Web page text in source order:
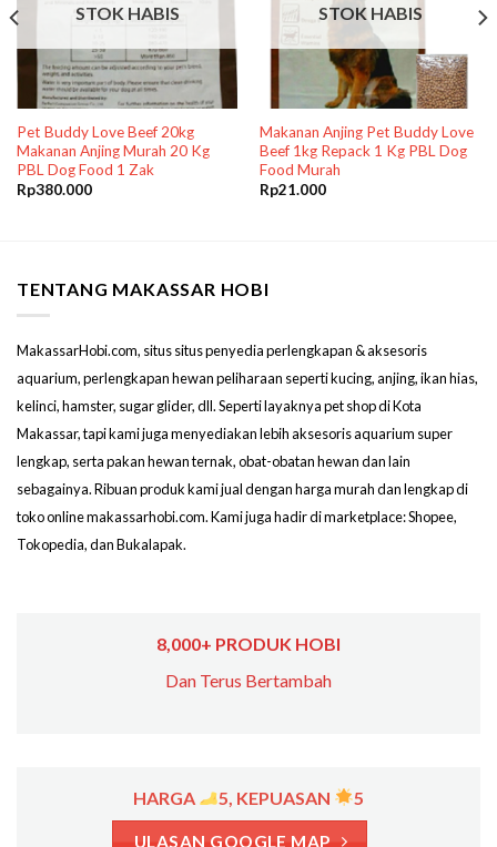
STOK HABIS
Pet Buddy Love Beef 20kg
Makanan Anjing Murah 20 Kg
PBL Dog Food 1 Zak
Rp380.000
STOK HABIS
Makanan Anjing Pet Buddy Love
Beef 1kg Repack 1 Kg PBL Dog
Food Murah
Rp21.000
TENTANG MAKASSAR HOBI
MakassarHobi.com, situs situs penyedia perlengkapan & aksesoris
aquarium, perlengkapan hewan peliharaan seperti kucing, anjing, ikan hias,
kelinci, hamster, sugar glider, dll. Seperti layaknya pet shop di Kota
Makassar, tapi kami juga menyediakan lebih aksesoris aquarium super
lengkap, serta pakan hewan ternak, obat-obatan hewan dan lain
sebagainya. Ribuan produk kami jual dengan harga murah dan lengkap di
toko online makassarhobi.com. Kami juga hadir di marketplace: Shopee,
Tokopedia, dan Bukalapak.
8,000+ PRODUK HOBI
Dan Terus Bertambah
HARGA 5, KEPUASAN 5
ULASAN GOOGLE MAP